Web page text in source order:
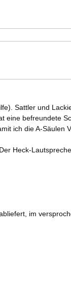
Sattler und
eine befreundete
ich die A-Säulen
Heck-
im